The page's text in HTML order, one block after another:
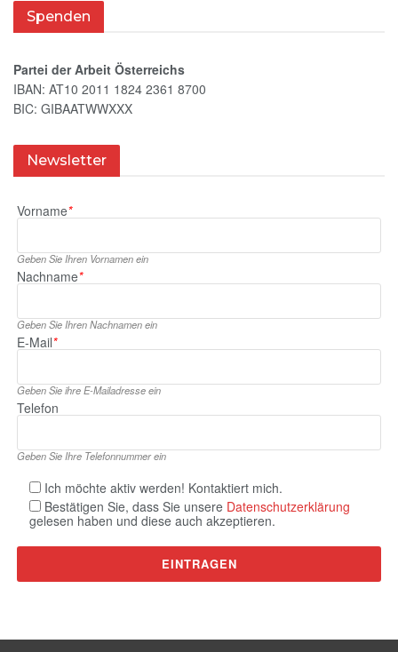
Spenden
Partei der Arbeit Österreichs
IBAN: AT10 2011 1824 2361 8700
BIC: GIBAATWWXXX
Newsletter
Vorname*
Geben Sie Ihren Vornamen ein
Nachname*
Geben Sie Ihren Nachnamen ein
E‑Mail*
Geben Sie ihre E‑Mailadresse ein
Telefon
Geben Sie Ihre Telefonnummer ein
Ich möchte aktiv werden! Kontaktiert mich.
Bestätigen Sie, dass Sie unsere Datenschutzerklärung
gelesen haben und diese auch akzeptieren.